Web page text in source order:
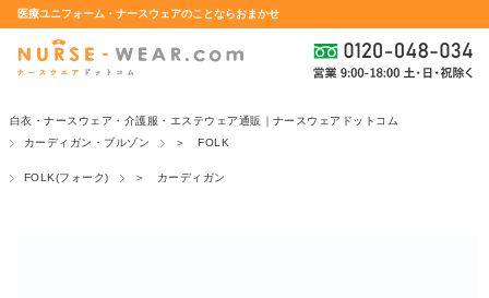
医療ユニフォーム・ナースウェアのことならおまかせ
白衣・ナースウェア・介護服・エステウェア通販｜ナースウェアドットコム
カーディガン・ブルゾン
＞ FOLK
FOLK(フォーク) ＞ カーディガン